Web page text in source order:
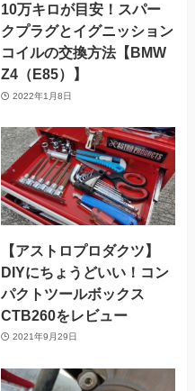
10万キロが目安！スパー
クプラグとイグニッション
コイルの交換方法【BMW
Z4（E85）】
2022年1月8日
【アストロプロダクツ】
DIYにちょうどいい！コン
パクトツールボックス
CTB260をレビュー
2021年9月29日